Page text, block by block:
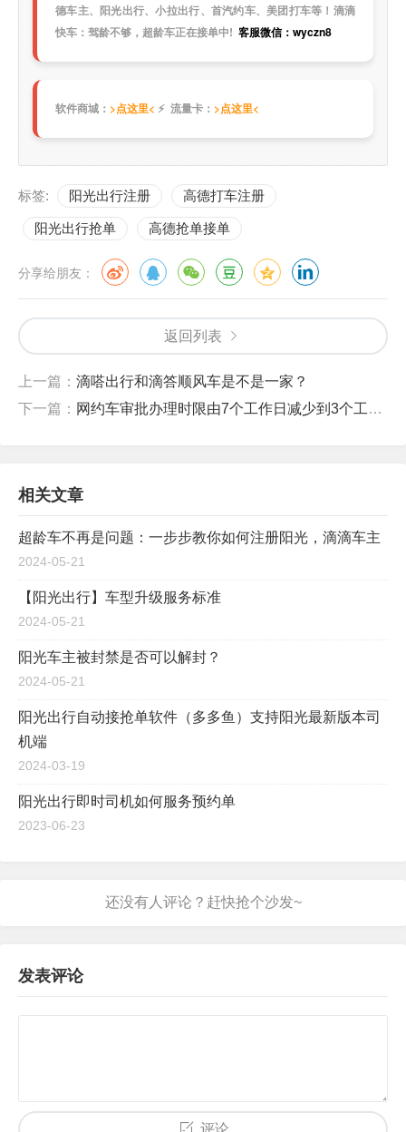
德车主、阳光出行、小拉出行、首汽约车、美团打车等！滴滴
快车：驾龄不够，超龄车正在接单中! 客服微信：wyczn8
软件商城： >点这里< ⚡ 流量卡： >点这里<
标签: 阳光出行注册 高德打车注册
阳光出行抢单 高德抢单接单
分享给朋友：
返回列表
上一篇： 滴嗒出行和滴答顺风车是不是一家？
下一篇： 网约车审批办理时限由7个工作日减少到3个工作日
相关文章
超龄车不再是问题：一步步教你如何注册阳光，滴滴车主
2024-05-21
【阳光出行】车型升级服务标准
2024-05-21
阳光车主被封禁是否可以解封？
2024-05-21
阳光出行自动接抢单软件（多多鱼）支持阳光最新版本司
机端
2024-03-19
阳光出行即时司机如何服务预约单
2023-06-23
发表评论
评论